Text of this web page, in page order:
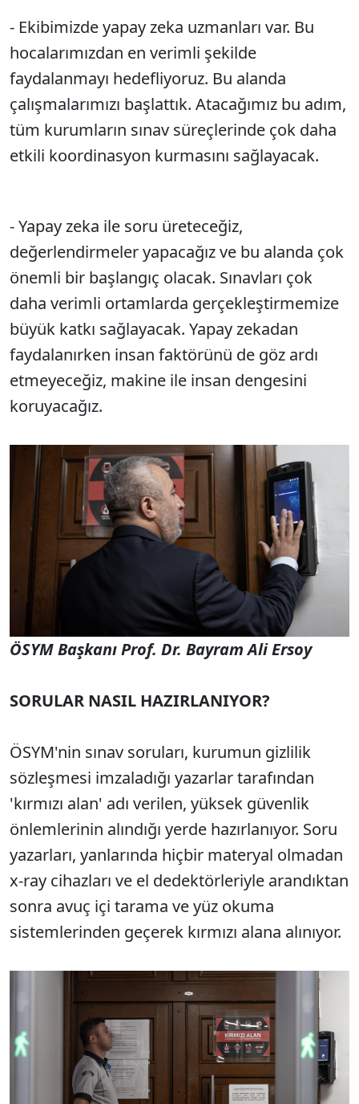
Sesi Aç
- Ekibimizde yapay zeka uzmanları var. Bu
hocalarımızdan en verimli şekilde
faydalanmayı hedefliyoruz. Bu alanda
çalışmalarımızı başlattık. Atacağımız bu adım,
tüm kurumların sınav süreçlerinde çok daha
etkili koordinasyon kurmasını sağlayacak.
- Yapay zeka ile soru üreteceğiz,
değerlendirmeler yapacağız ve bu alanda çok
önemli bir başlangıç olacak. Sınavları çok
daha verimli ortamlarda gerçekleştirmemize
büyük katkı sağlayacak. Yapay zekadan
faydalanırken insan faktörünü de göz ardı
etmeyeceğiz, makine ile insan dengesini
koruyacağız.
ÖSYM Başkanı Prof. Dr. Bayram Ali Ersoy
SORULAR NASIL HAZIRLANIYOR?
ÖSYM'nin sınav soruları, kurumun gizlilik
sözleşmesi imzaladığı yazarlar tarafından
'kırmızı alan' adı verilen, yüksek güvenlik
önlemlerinin alındığı yerde hazırlanıyor. Soru
yazarları, yanlarında hiçbir materyal olmadan
x-ray cihazları ve el dedektörleriyle arandıktan
sonra avuç içi tarama ve yüz okuma
sistemlerinden geçerek kırmızı alana alınıyor.